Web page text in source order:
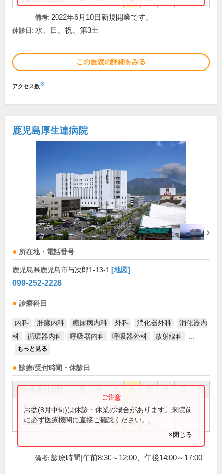
備考: 2022年6月10日新規開業です。
休診日: 水、日、祝、第3土
この医院の詳細をみる
アクセス数※
鹿児島厚生連病院
所在地・電話番号
鹿児島県鹿児島市与次郎1-13-1 [地図]
099-252-2228
診療科目
内科 肝臓内科 糖尿病内科 外科 消化器外科
消化器内
科
循環器内科 呼吸器内科 呼吸器外科 放射線科
もっと見る
診療/受付時間・休診日
祝
8:00～11:30 ● ● ● ● ●
13:00～17:00 ● ● ● ●
お盆(8月中旬)は休診・休業の場合があります。来院前
に必ず医療機関に直接ご確認ください。
×閉じる
備考: 診療時間|午前8:30～12:00、午後14:00～17:00